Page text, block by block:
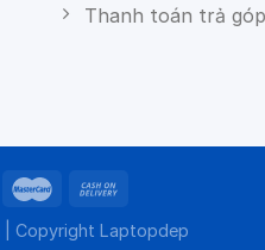
Thanh toán trả góp
| Copyright Laptopdep